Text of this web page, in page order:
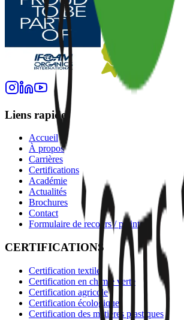
Liens rapides
Accueil
À propos
Carrières
Certifications
Académie
Actualités
Brochures
Contact
Formulaire de recours / plainte
CERTIFICATIONS
Certification textile
Certification en chimie verte
Certification agricole
Certification écologique
Certification des matières plastiques